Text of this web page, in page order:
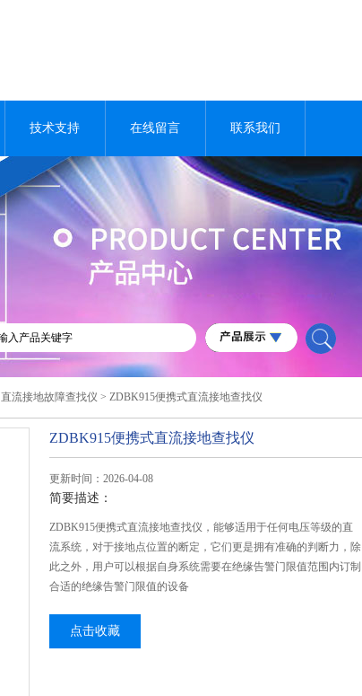
技术支持 在线留言 联系我们
直流接地故障查找仪 > ZDBK915便携式直流接地查找仪
ZDBK915便携式直流接地查找仪
更新时间：2026-04-08
简要描述：
ZDBK915便携式直流接地查找仪，能够适用于任何电压等级的直
流系统，对于接地点位置的断定，它们更是拥有准确的判断力，除
此之外，用户可以根据自身系统需要在绝缘告警门限值范围内订制
合适的绝缘告警门限值的设备
点击收藏